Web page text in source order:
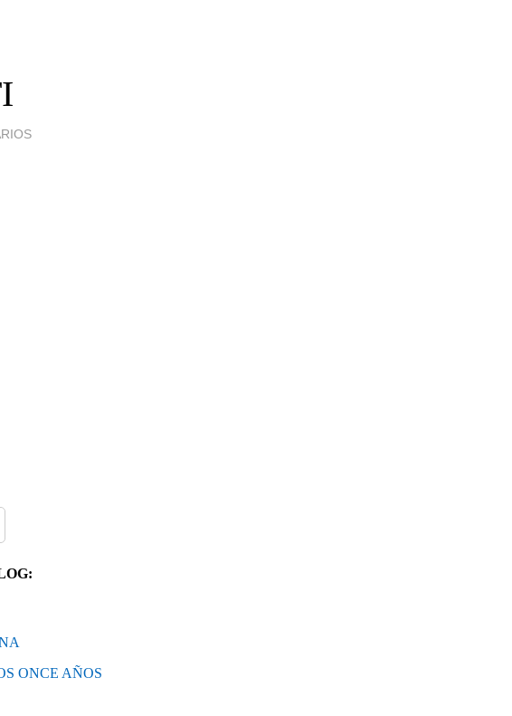
ONCE AÑOS